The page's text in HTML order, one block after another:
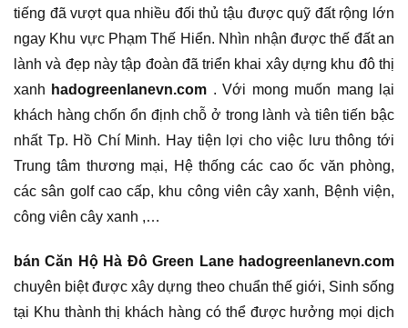
tiếng đã vượt qua nhiều đối thủ tậu được quỹ đất rộng lớn
ngay Khu vực Phạm Thế Hiển. Nhìn nhận được thế đất an
lành và đẹp này tập đoàn đã triển khai xây dựng khu đô thị
xanh hadogreenlanevn.com . Với mong muốn mang lại
khách hàng chốn ổn định chỗ ở trong lành và tiên tiến bậc
nhất Tp. Hồ Chí Minh. Hay tiện lợi cho việc lưu thông tới
Trung tâm thương mại, Hệ thống các cao ốc văn phòng,
các sân golf cao cấp, khu công viên cây xanh, Bệnh viện,
công viên cây xanh ,…
bán Căn Hộ Hà Đô Green Lane hadogreenlanevn.com
chuyên biệt được xây dựng theo chuẩn thế giới, Sinh sống
tại Khu thành thị khách hàng có thể được hưởng mọi dịch